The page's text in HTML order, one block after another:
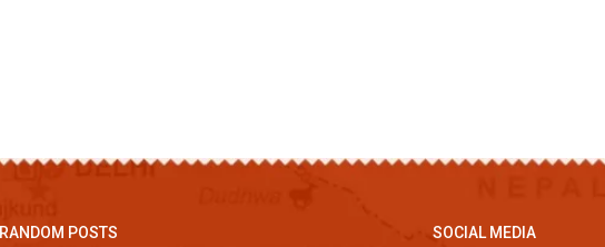
RANDOM POSTS SOCIAL MEDIA